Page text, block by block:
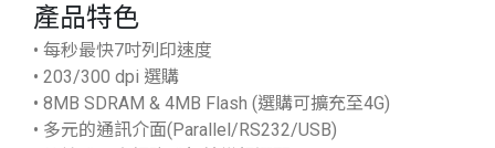
產品特色
• 每秒最快7吋列印速度
• 203/300 dpi 選購
• 8MB SDRAM & 4MB Flash (選購可擴充至4G)
• 多元的通訊介面(Parallel/RS232/USB)